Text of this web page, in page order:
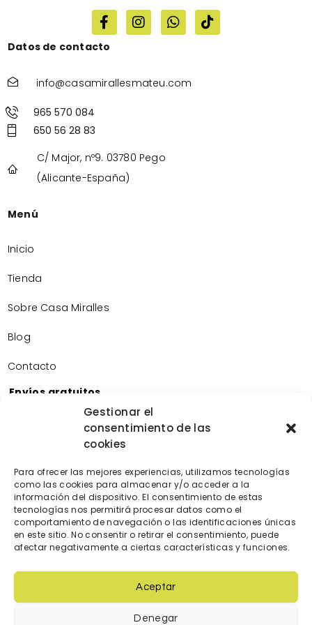
Gestionar el
consentimiento de las
cookies
Para ofrecer las mejores experiencias, utilizamos tecnologías
como las cookies para almacenar y/o acceder a la
información del dispositivo. El consentimiento de estas
tecnologías nos permitirá procesar datos como el
comportamiento de navegación o las identificaciones únicas
en este sitio. No consentir o retirar el consentimiento, puede
afectar negativamente a ciertas características y funciones.
Aceptar
Denegar
Datos de contacto
info@casamirallesmateu.com
965 570 084
650 56 28 83
C/ Major, nº9. 03780 Pego
(Alicante-España)
Menú
Inicio
Tienda
Sobre Casa Miralles
Blog
Contacto
Envíos gratuitos
Envíos gratuitos por la compra de más de 60€.
Devoluciones gratuitas
Devoluciones gratuitas en nuestra tienda física.
Pago seguro
Tarjeta de crédito/débito.
Transferencia bancaria.
Bizum.